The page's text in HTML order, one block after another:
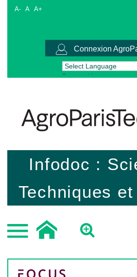
A- A A+
Connexion
Powered by
Infodoc :
Techniques